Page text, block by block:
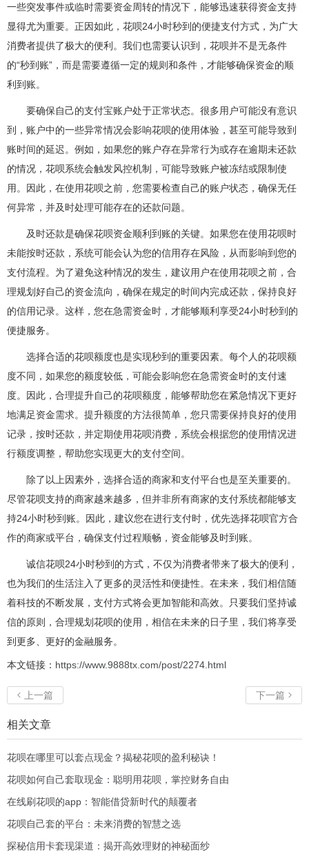
一些突发事件或临时需要资金周转的情况下，能够迅速获得资金支持
显得尤为重要。正因如此，花呗24小时秒到的便捷支付方式，为广大
消费者提供了极大的便利。我们也需要认识到，花呗并不是无条件
的“秒到账”，而是需要遵循一定的规则和条件，才能够确保资金的顺
利到账。
要确保自己的支付宝账户处于正常状态。很多用户可能没有意识
到，账户中的一些异常情况会影响花呗的使用体验，甚至可能导致到
账时间的延迟。例如，如果您的账户存在异常行为或存在逾期未还款
的情况，花呗系统会触发风控机制，可能导致账户被冻结或限制使
用。因此，在使用花呗之前，您需要检查自己的账户状态，确保无任
何异常，并及时处理可能存在的还款问题。
及时还款是确保花呗资金顺利到账的关键。如果您在使用花呗时
未能按时还款，系统可能会认为您的信用存在风险，从而影响到您的
支付流程。为了避免这种情况的发生，建议用户在使用花呗之前，合
理规划好自己的资金流向，确保在规定的时间内完成还款，保持良好
的信用记录。这样，您在急需资金时，才能够顺利享受24小时秒到的
便捷服务。
选择合适的花呗额度也是实现秒到的重要因素。每个人的花呗额
度不同，如果您的额度较低，可能会影响您在急需资金时的支付速
度。因此，合理提升自己的花呗额度，能够帮助您在紧急情况下更好
地满足资金需求。提升额度的方法很简单，您只需要保持良好的使用
记录，按时还款，并定期使用花呗消费，系统会根据您的使用情况进
行额度调整，帮助您实现更大的支付空间。
除了以上因素外，选择合适的商家和支付平台也是至关重要的。
尽管花呗支持的商家越来越多，但并非所有商家的支付系统都能够支
持24小时秒到账。因此，建议您在进行支付时，优先选择花呗官方合
作的商家或平台，确保支付过程顺畅，资金能够及时到账。
诚信花呗24小时秒到的方式，不仅为消费者带来了极大的便利，
也为我们的生活注入了更多的灵活性和便捷性。在未来，我们相信随
着科技的不断发展，支付方式将会更加智能和高效。只要我们坚持诚
信的原则，合理规划花呗的使用，相信在未来的日子里，我们将享受
到更多、更好的金融服务。
本文链接： https://www.9888tx.com/post/2274.html
 上一篇 下一篇 
相关文章
花呗在哪里可以套点现金？揭秘花呗的盈利秘诀！
花呗如何自己套取现金：聪明用花呗，掌控财务自由
在线刷花呗的app：智能借贷新时代的颠覆者
花呗自己套的平台：未来消费的智慧之选
探秘信用卡套现渠道：揭开高效理财的神秘面纱